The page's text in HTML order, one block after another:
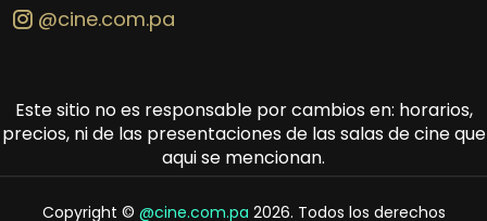
@cine.com.pa
Este sitio no es responsable por cambios en: horarios,
precios, ni de las presentaciones de las salas de cine que
aqui se mencionan.
Copyright © @cine.com.pa 2026. Todos los derechos